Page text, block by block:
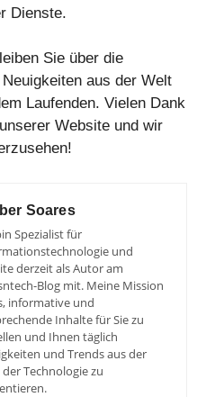
Dienste.
Sie über die
aus der Welt
Laufenden. Vielen Dank
Website und wir
Soares
Spezialist für
und
derzeit als Autor am
Blog mit. Meine Mission
informative und
Inhalte für Sie zu
und Ihnen täglich
und Trends aus der
Technologie zu